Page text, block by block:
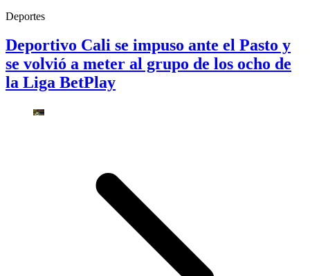
Deportes
Deportivo Cali se impuso ante el Pasto y
se volvió a meter al grupo de los ocho de
la Liga BetPlay